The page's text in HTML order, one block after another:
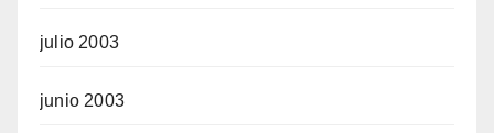
julio 2003
junio 2003